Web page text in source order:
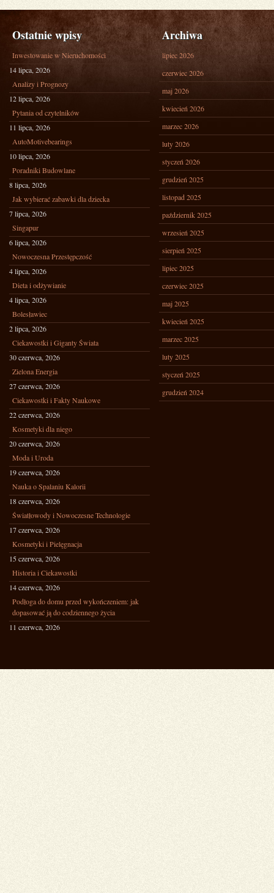
Ostatnie wpisy
Inwestowanie w Nieruchomości
14 lipca, 2026
Analizy i Prognozy
12 lipca, 2026
Pytania od czytelników
11 lipca, 2026
AutoMotivebearings
10 lipca, 2026
Poradniki Budowlane
8 lipca, 2026
Jak wybierać zabawki dla dziecka
7 lipca, 2026
Singapur
6 lipca, 2026
Nowoczesna Przestępczość
4 lipca, 2026
Dieta i odżywianie
4 lipca, 2026
Bolesławiec
2 lipca, 2026
Ciekawostki i Giganty Świata
30 czerwca, 2026
Zielona Energia
27 czerwca, 2026
Ciekawostki i Fakty Naukowe
22 czerwca, 2026
Kosmetyki dla niego
20 czerwca, 2026
Moda i Uroda
19 czerwca, 2026
Nauka o Spalaniu Kalorii
18 czerwca, 2026
Światłowody i Nowoczesne Technologie
17 czerwca, 2026
Kosmetyki i Pielęgnacja
15 czerwca, 2026
Historia i Ciekawostki
14 czerwca, 2026
Podłoga do domu przed wykończeniem: jak
dopasować ją do codziennego życia
11 czerwca, 2026
Archiwa
lipiec 2026
czerwiec 2026
maj 2026
kwiecień 2026
marzec 2026
luty 2026
styczeń 2026
grudzień 2025
listopad 2025
październik 2025
wrzesień 2025
sierpień 2025
lipiec 2025
czerwiec 2025
maj 2025
kwiecień 2025
marzec 2025
luty 2025
styczeń 2025
grudzień 2024